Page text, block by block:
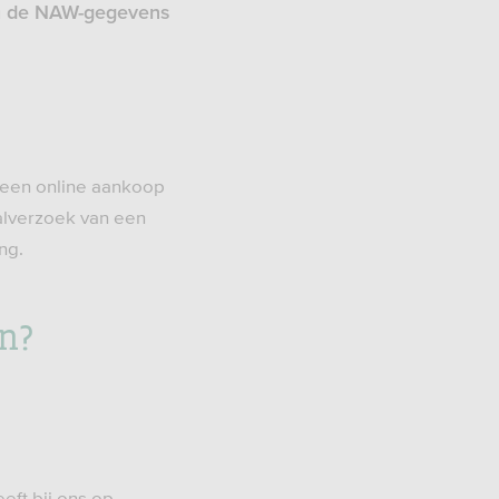
NAW-gegevens
online aankoop
van een